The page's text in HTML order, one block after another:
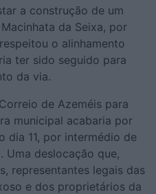
a construção de um
da Seixa, por
o alinhamento
ter sido seguido para
da via.
de Azeméis para
municipal acabaria por
dia 11, por intermédio de
Uma deslocação que,
representantes legais das
e dos proprietários da